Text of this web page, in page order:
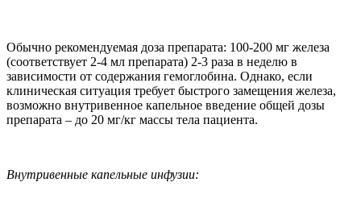
Обычно рекомендуемая доза препарата: 100-200 мг железа
(соответствует 2-4 мл препарата) 2-3 раза в неделю в
зависимости от содержания гемоглобина. Однако, если
клиническая ситуация требует быстрого замещения железа,
возможно внутривенное капельное введение общей дозы
препарата – до 20 мг/кг массы тела пациента.
Внутривенные капельные инфузии: